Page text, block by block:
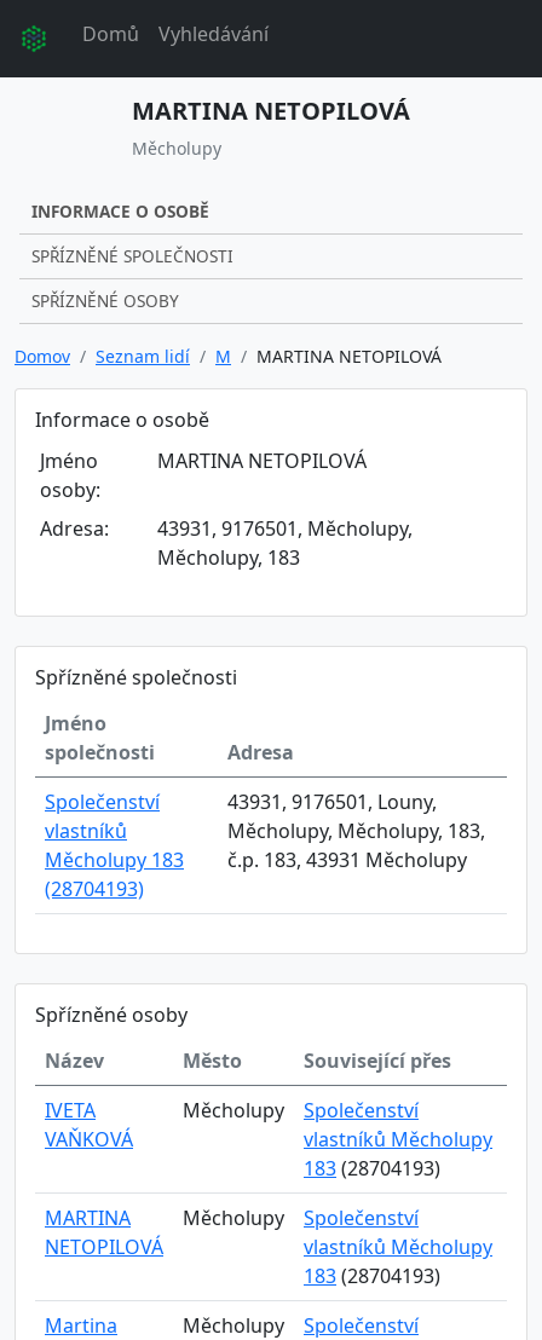
Domů Vyhledávání
MARTINA NETOPILOVÁ
Měcholupy
INFORMACE O OSOBĚ
SPŘÍZNĚNÉ SPOLEČNOSTI
SPŘÍZNĚNÉ OSOBY
Domov Seznam lidí M MARTINA NETOPILOVÁ
Informace o osobě
Jméno
osoby:
MARTINA NETOPILOVÁ
Adresa:
43931, 9176501, Měcholupy,
Měcholupy, 183
Spřízněné společnosti
Jméno
společnosti
Adresa
Společenství
vlastníků
Měcholupy 183
(28704193)
43931, 9176501, Louny,
Měcholupy, Měcholupy, 183,
č.p. 183, 43931 Měcholupy
Spřízněné osoby
Název
Město
Související přes
IVETA
VAŇKOVÁ
Měcholupy
Společenství
vlastníků Měcholupy
183(28704193)
MARTINA
NETOPILOVÁ
Měcholupy
Společenství
vlastníků Měcholupy
183(28704193)
Martina
Měcholupy
Společenství